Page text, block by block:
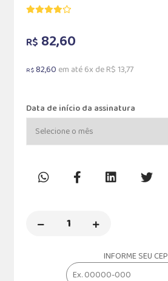
R$ 82,60
R$82,60 em até 6x de R$ 13,77
Data de início da assinatura
INFORME SEU CEP